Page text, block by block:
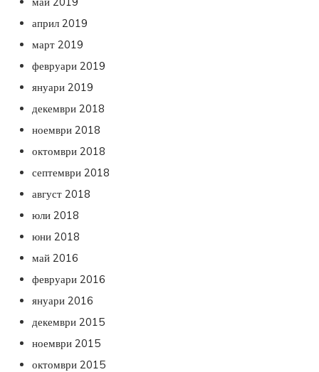
април 2019
март 2019
февруари 2019
януари 2019
декември 2018
ноември 2018
октомври 2018
септември 2018
август 2018
юли 2018
юни 2018
май 2016
февруари 2016
януари 2016
декември 2015
ноември 2015
октомври 2015